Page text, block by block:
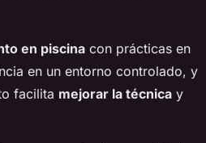
en piscina con prácticas en
en un entorno controlado, y
facilita mejorar la técnica y